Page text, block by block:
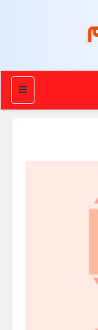
منو